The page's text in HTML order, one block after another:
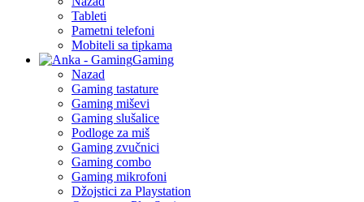
Tableti
Pametni telefoni
Mobiteli sa tipkama
Gaming
Nazad
Gaming tastature
Gaming miševi
Gaming slušalice
Podloge za miš
Gaming zvučnici
Gaming combo
Gaming mikrofoni
Džojstici za Playstation